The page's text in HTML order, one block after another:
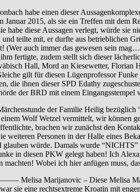
habe einen dieser
Januar 2015, als sie ein Treffen mit dem
habe diese Aussagen verlegt, würde
und teilte mit, er durfte aus betrieblichen
(Wer auch immer das gewesen sein
fertigte, zudem stellt sich dieser
Hall, Mord an Kiesewetter, Florian
gilt für diesen Lügenprofessor
die ihnen dieser SPD Edathy
der BRD mit einem Eingangsstempel
der Familie Heilig bezüglich
Wolf Wetzel vermittelt, wir können
brachen wir zunächst den
weiteren Personen in der Halle eines
glauben würde. Damals wurde
in diesen PKW gelegt haben! Ich
machten! Wobei ich hier anfügen muss,
Marijanovic – Diese Melisa
sie eine rechtsextreme Kroatin mit